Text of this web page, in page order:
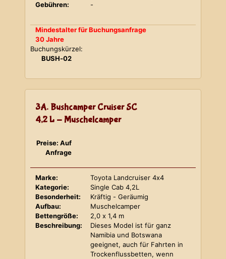
Gebühren:
-
Mindestalter für Buchungsanfrage
30 Jahre
Buchungskürzel:
BUSH-02
3A. Bushcamper Cruiser SC
4,2 L - Muschelcamper
Preise: Auf
Anfrage
Marke:
Toyota Landcruiser 4x4
Kategorie:
Single Cab 4,2L
Besonderheit:
Kräftig - Geräumig
Aufbau:
Muschelcamper
Bettengröße:
2,0 x 1,4 m
Beschreibung:
Dieses Model ist für ganz
Namibia und Botswana
geeignet, auch für Fahrten in
Trockenflussbetten, wenn